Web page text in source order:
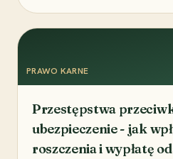
PRAWO KARNE
Przestępstwa
ubezpieczenie - jak
roszczenia i wypłatę